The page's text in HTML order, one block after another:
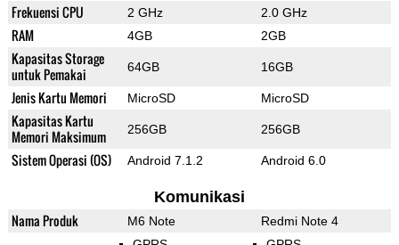
Frekuensi CPU 2 GHz 2.0 GHz
RAM 4GB 2GB
Kapasitas Storage
untuk Pemakai
64GB 16GB
Jenis Kartu Memori MicroSD MicroSD
Kapasitas Kartu
Memori Maksimum
256GB 256GB
Sistem Operasi (OS) Android 7.1.2 Android 6.0
Komunikasi
Nama Produk M6 Note
Redmi Note 4